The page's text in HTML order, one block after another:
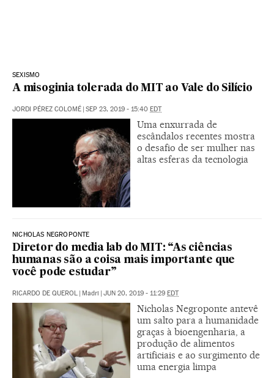
SEXISMO
A misoginia tolerada do MIT ao Vale do Silício
JORDI PÉREZ COLOMÉ SEP 23, 2019 - 15:40 EDT
Uma enxurrada de
escândalos recentes mostra
o desafio de ser mulher nas
altas esferas da tecnologia
NICHOLAS NEGROPONTE
Diretor do media lab do MIT: “As ciências
humanas são a coisa mais importante que
você pode estudar”
RICARDO DE QUEROL Madri JUN 20, 2019 - 11:29 EDT
Nicholas Negroponte antevê
um salto para a humanidade
graças à bioengenharia, a
produção de alimentos
artificiais e ao surgimento de
uma energia limpa